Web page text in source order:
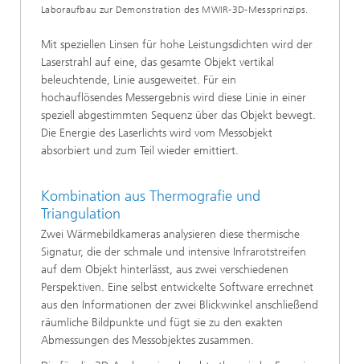
Laboraufbau zur Demonstration des MWIR-3D-Messprinzips.
Mit speziellen Linsen für hohe Leistungsdichten wird der
Laserstrahl auf eine, das gesamte Objekt vertikal
beleuchtende, Linie ausgeweitet. Für ein
hochauflösendes Messergebnis wird diese Linie in einer
speziell abgestimmten Sequenz über das Objekt bewegt.
Die Energie des Laserlichts wird vom Messobjekt
absorbiert und zum Teil wieder emittiert.
Kombination aus Thermografie und
Triangulation
Zwei Wärmebildkameras analysieren diese thermische
Signatur, die der schmale und intensive Infrarotstreifen
auf dem Objekt hinterlässt, aus zwei verschiedenen
Perspektiven. Eine selbst entwickelte Software errechnet
aus den Informationen der zwei Blickwinkel anschließend
räumliche Bildpunkte und fügt sie zu den exakten
Abmessungen des Messobjektes zusammen.